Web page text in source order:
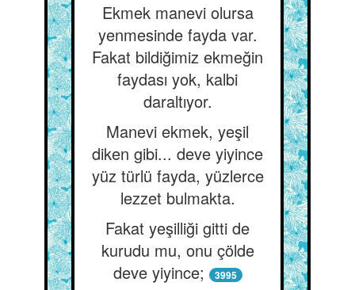
Ekmek manevi olursa
yenmesinde fayda var.
Fakat bildiğimiz ekmeğin
faydası yok, kalbi
daraltıyor.
Manevi ekmek, yeşil
diken gibi... deve yiyince
yüz türlü fayda, yüzlerce
lezzet bulmakta.
Fakat yeşilliği gitti de
kurudu mu, onu çölde
deve yiyince;
3995